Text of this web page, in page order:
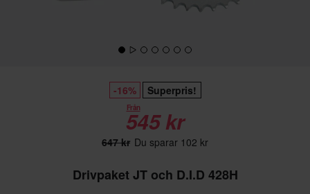
-16% Superpris!
Från
545 kr
647 kr Du sparar 102 kr
Drivpaket JT och D.I.D 428H